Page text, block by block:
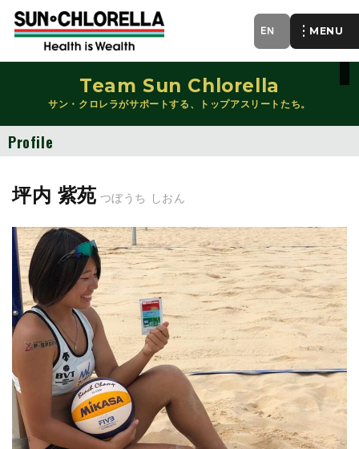
EN
Team Sun Chlorella
サン・クロレラがサポートする、トップアスリートたち。
Profile
坪内 紫苑 つぼうち しおん